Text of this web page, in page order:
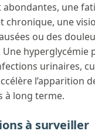
une
chronique, une
ou des
hyperglycémie
urinaires,
l’apparition
à long terme.
à surveiller